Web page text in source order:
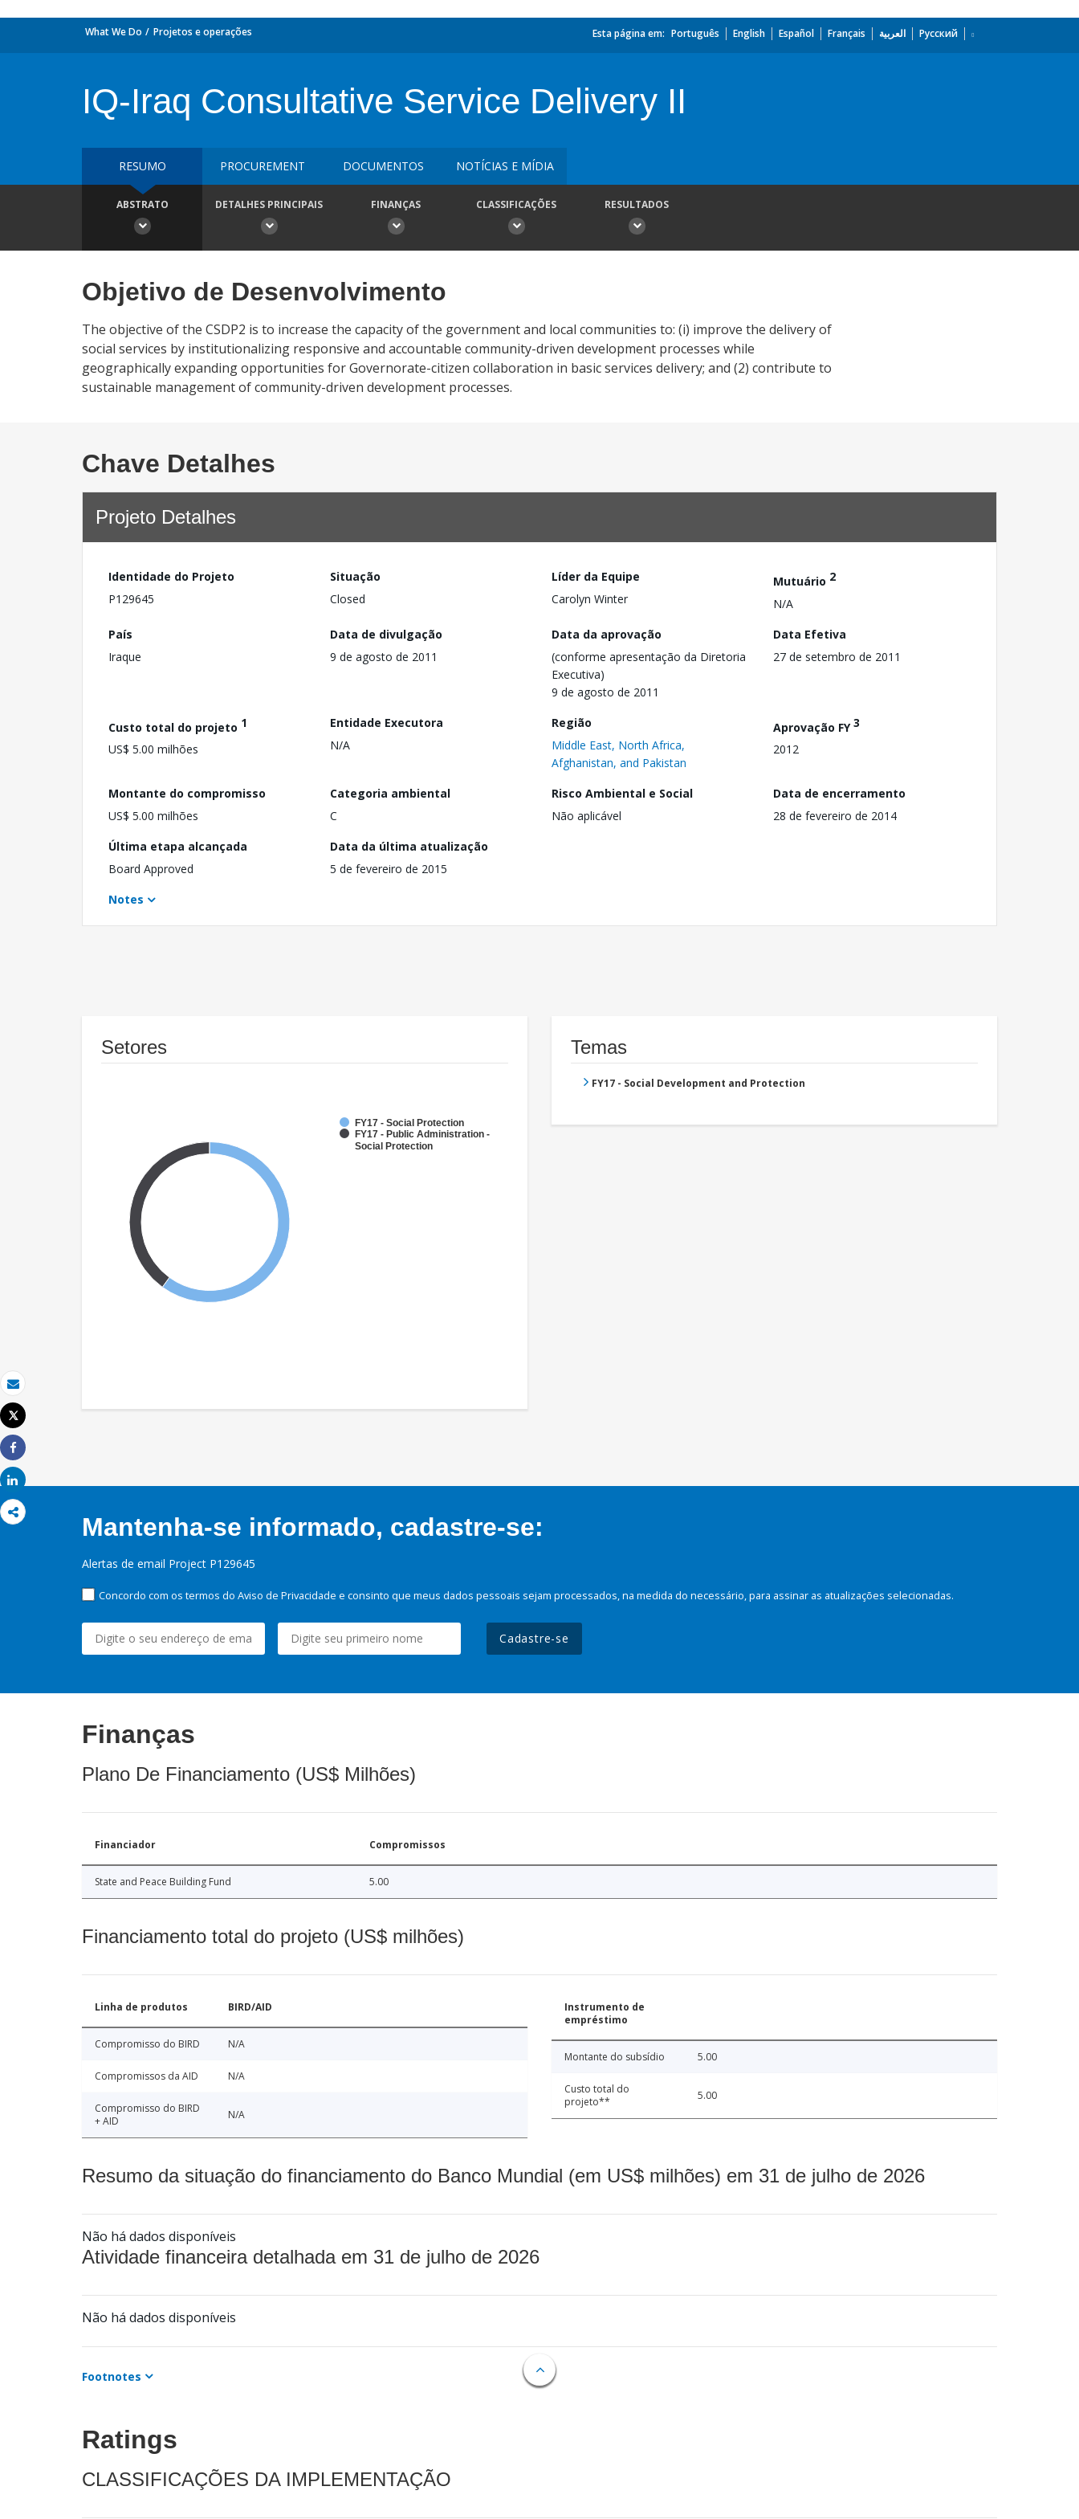
Email
Imprimir
Tweet
Share
Share
What We Do Projetos e operações Esta página em: Português English Español Français العربية Русский
IQ-Iraq Consultative Service Delivery II
RESUMO PROCUREMENT DOCUMENTOS NOTÍCIAS E MÍDIA
ABSTRATO DETALHES PRINCIPAIS FINANÇAS CLASSIFICAÇÕES RESULTADOS
Objetivo de Desenvolvimento
The objective of the CSDP2 is to increase the capacity of the government and local communities to: (i) improve the delivery of
social services by institutionalizing responsive and accountable community-driven development processes while
geographically expanding opportunities for Governorate-citizen collaboration in basic services delivery; and (2) contribute to
sustainable management of community-driven development processes.
Chave Detalhes
Projeto Detalhes
Identidade do Projeto
P129645
Situação
Closed
Líder da Equipe
Carolyn Winter
Mutuário 2
N/A
País
Iraque
Data de divulgação
9 de agosto de 2011
Data da aprovação
(conforme apresentação da Diretoria
Executiva)
9 de agosto de 2011
Data Efetiva
27 de setembro de 2011
Custo total do projeto 1
US$ 5.00 milhões
Entidade Executora
N/A
Região
Middle East, North Africa,
Afghanistan, and Pakistan
Aprovação FY3
2012
Montante do compromisso
US$ 5.00 milhões
Categoria ambiental
C
Risco Ambiental e Social
Não aplicável
Data de encerramento
28 de fevereiro de 2014
Última etapa alcançada
Board Approved
Data da última atualização
5 de fevereiro de 2015
Notes
Setores
FY17 - Social Protection
FY17 - Public Administration -
Social Protection
Temas
FY17 - Social Development and Protection
Mantenha-se informado, cadastre-se:
Alertas de email Project P129645
Concordo com os termos do Aviso de Privacidade e consinto que meus dados pessoais sejam processados, na medida do necessário, para assinar as atualizações selecionadas.
Cadastre-se
Finanças
Plano De Financiamento (US$ Milhões)
Financiador Compromissos
State and Peace Building Fund 5.00
Financiamento total do projeto (US$ milhões)
Linha de produtos BIRD/AID
Compromisso do BIRD N/A
Compromissos da AID N/A
Compromisso do BIRD
+ AID
N/A
Instrumento de
empréstimo
Montante do subsídio 5.00
Custo total do
projeto**
5.00
Resumo da situação do financiamento do Banco Mundial (em US$ milhões) em 31 de julho de 2026
Não há dados disponíveis
Atividade financeira detalhada em 31 de julho de 2026
Não há dados disponíveis
Footnotes
Ratings
CLASSIFICAÇÕES DA IMPLEMENTAÇÃO